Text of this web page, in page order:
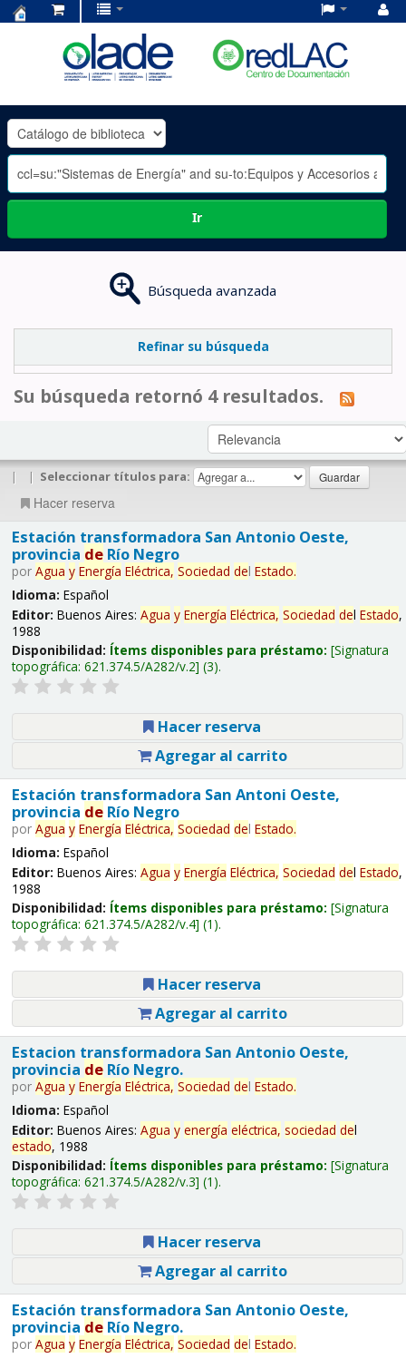
OLADE
-
Ir
Búsqueda avanzada
Refinar su búsqueda
Su búsqueda retornó 4 resultados.
| | Seleccionar títulos para:
Hacer reserva
Estación transformadora San Antonio Oeste,
provincia deRío Negro
por Agua y Energía Eléctrica, Sociedad del Estado.
Idioma: Español
Editor: Buenos Aires: Agua y Energía Eléctrica, Sociedad del Estado,
1988
Disponibilidad: Ítems disponibles para préstamo: Signatura
topográfica: 621.374.5/A282/v.2 (3).
Hacer reserva
Agregar al carrito
Estación transformadora San Antoni Oeste,
provincia deRío Negro
por Agua y Energía Eléctrica, Sociedad del Estado.
Idioma: Español
Editor: Buenos Aires: Agua y Energía Eléctrica, Sociedad del Estado,
1988
Disponibilidad: Ítems disponibles para préstamo: Signatura
topográfica: 621.374.5/A282/v.4 (1).
Hacer reserva
Agregar al carrito
Estacion transformadora San Antonio Oeste,
provincia deRío Negro.
por Agua y Energía Eléctrica, Sociedad del Estado.
Idioma: Español
Editor: Buenos Aires: Agua y energía eléctrica, sociedad del
estado, 1988
Disponibilidad: Ítems disponibles para préstamo: Signatura
topográfica: 621.374.5/A282/v.3 (1).
Hacer reserva
Agregar al carrito
Estación transformadora San Antonio Oeste,
provincia deRío Negro.
por Agua y Energía Eléctrica, Sociedad del Estado.